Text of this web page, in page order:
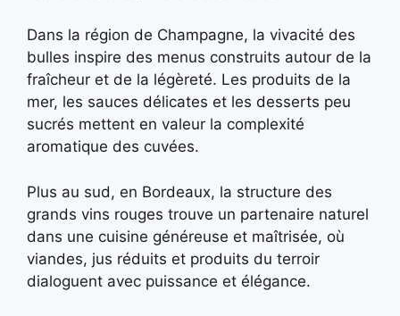
Dans la région de Champagne, la vivacité des
bulles inspire des menus construits autour de la
fraîcheur et de la légèreté. Les produits de la
mer, les sauces délicates et les desserts peu
sucrés mettent en valeur la complexité
aromatique des cuvées.
Plus au sud, en Bordeaux, la structure des
grands vins rouges trouve un partenaire naturel
dans une cuisine généreuse et maîtrisée, où
viandes, jus réduits et produits du terroir
dialoguent avec puissance et élégance.